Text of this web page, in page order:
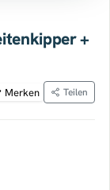
+
Merken Teilen